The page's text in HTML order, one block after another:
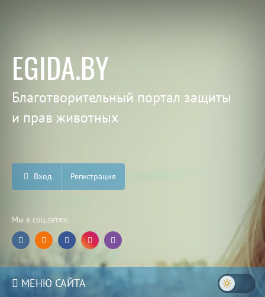
EGIDA.BY
Благотворительный портал защиты
и прав животных
Вход Регистрация
Мы в соц.сетях:
МЕНЮ САЙТА